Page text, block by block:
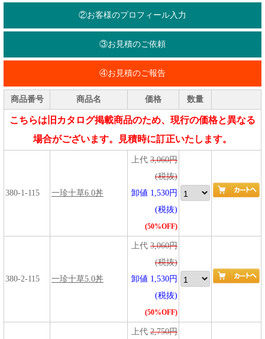
②お客様のプロフィール入力
③お見積のご依頼
④お見積のご報告
商品番号 商品名 価格 数量
こちらは旧カタログ掲載商品のため、現行の価格と異なる
場合がございます。見積時に訂正いたします。
380-1-115 一珍十草6.0丼
上代 3,060円
(税抜)
卸値 1,530円
(税抜)
(50%OFF)
380-2-115 一珍十草5.0丼
上代 3,060円
(税抜)
卸値 1,530円
(税抜)
(50%OFF)
上代 2,750円